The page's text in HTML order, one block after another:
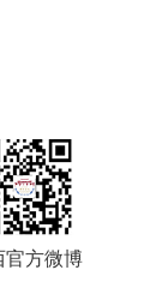
官方微博